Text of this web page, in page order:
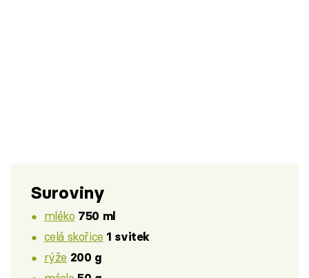
Suroviny
mléko 750 ml
celá skořice 1 svitek
rýže 200 g